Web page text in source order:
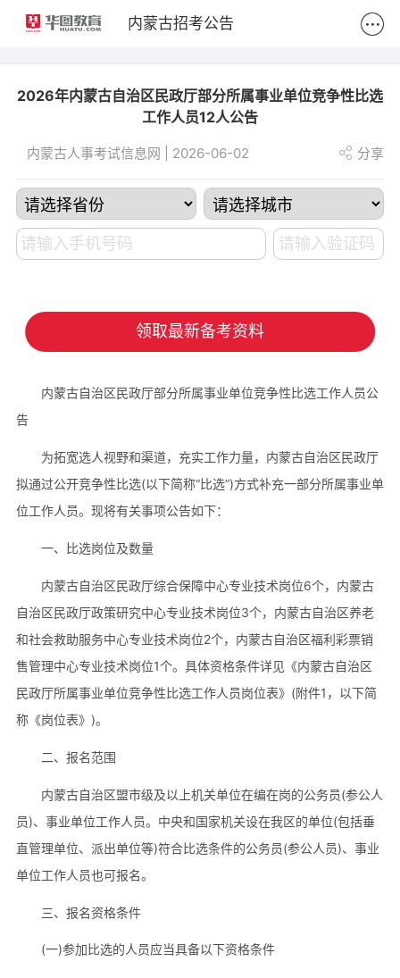
内蒙古招考公告
2026年内蒙古自治区民政厅部分所属事业单位竞争性比选
工作人员12人公告
内蒙古人事考试信息网 | 2026-06-02 分享
领取最新备考资料
内蒙古自治区民政厅部分所属事业单位竞争性比选工作人员公
告
为拓宽选人视野和渠道，充实工作力量，内蒙古自治区民政厅
拟通过公开竞争性比选(以下简称“比选”)方式补充一部分所属事业单
位工作人员。现将有关事项公告如下：
一、比选岗位及数量
内蒙古自治区民政厅综合保障中心专业技术岗位6个，内蒙古
自治区民政厅政策研究中心专业技术岗位3个，内蒙古自治区养老
和社会救助服务中心专业技术岗位2个，内蒙古自治区福利彩票销
售管理中心专业技术岗位1个。具体资格条件详见《内蒙古自治区
民政厅所属事业单位竞争性比选工作人员岗位表》(附件1，以下简
称《岗位表》)。
二、报名范围
内蒙古自治区盟市级及以上机关单位在编在岗的公务员(参公人
员)、事业单位工作人员。中央和国家机关设在我区的单位(包括垂
直管理单位、派出单位等)符合比选条件的公务员(参公人员)、事业
单位工作人员也可报名。
三、报名资格条件
(一)参加比选的人员应当具备以下资格条件